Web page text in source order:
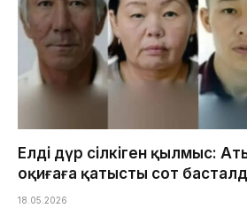
Елді дүр сілкіген қылмыс:
оқиғаға қатысты сот
18.05.2026